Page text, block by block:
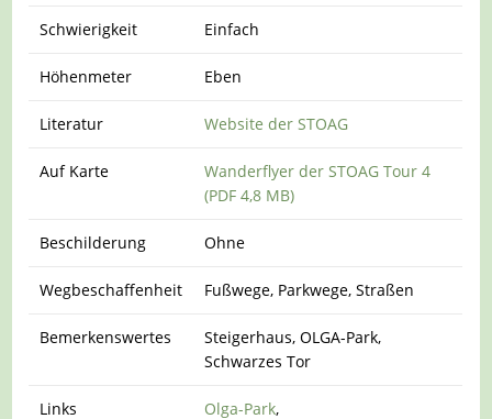
Schwierigkeit Einfach
Höhenmeter Eben
Literatur Website der STOAG
Auf Karte
Wanderflyer der STOAG Tour 4
(PDF 4,8 MB)
Beschilderung Ohne
Wegbeschaffenheit Fußwege, Parkwege, Straßen
Bemerkenswertes
Steigerhaus, OLGA-Park,
Schwarzes Tor
Links Olga-Park,